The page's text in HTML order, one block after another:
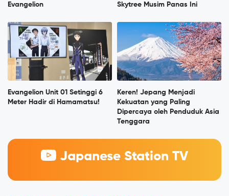
Evangelion
Skytree Musim Panas Ini
Evangelion Unit 01 Setinggi 6
Meter Hadir di Hamamatsu!
Keren! Jepang Menjadi
Kekuatan yang Paling
Dipercaya oleh Penduduk Asia
Tenggara
Japanese Station TV